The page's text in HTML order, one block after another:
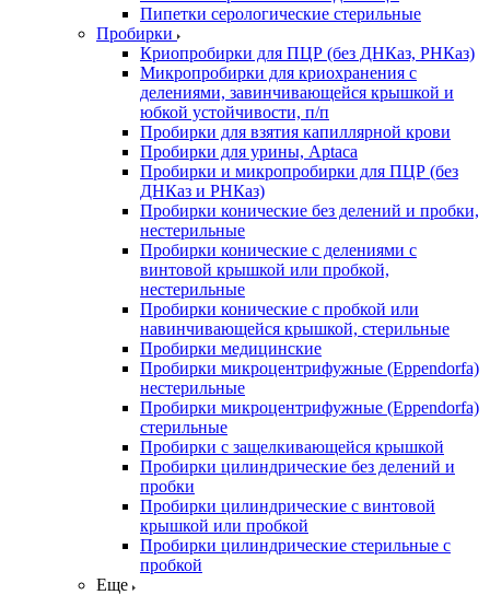
Пипетки серологические стерильные
Пробирки
Криопробирки для ПЦР (без ДНКаз, РНКаз)
Микропробирки для криохранения с
делениями, завинчивающейся крышкой и
юбкой устойчивости, п/п
Пробирки для взятия капиллярной крови
Пробирки для урины, Aptaca
Пробирки и микропробирки для ПЦР (без
ДНКаз и РНКаз)
Пробирки конические без делений и пробки,
нестерильные
Пробирки конические с делениями с
винтовой крышкой или пробкой,
нестерильные
Пробирки конические с пробкой или
навинчивающейся крышкой, стерильные
Пробирки медицинские
Пробирки микроцентрифужные (Eppendorfа)
нестерильные
Пробирки микроцентрифужные (Eppendorfа)
стерильные
Пробирки с защелкивающейся крышкой
Пробирки цилиндрические без делений и
пробки
Пробирки цилиндрические с винтовой
крышкой или пробкой
Пробирки цилиндрические стерильные с
пробкой
Еще